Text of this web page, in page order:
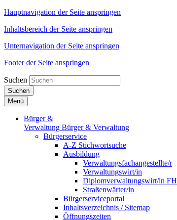
Hauptnavigation der Seite anspringen
Inhaltsbereich der Seite anspringen
Unternavigation der Seite anspringen
Footer der Seite anspringen
Suchen
Suchen
Menü
Bürger &
Verwaltung Bürger & Verwaltung
Bürgerservice
A-Z Stichwortsuche
Ausbildung
Verwaltungsfachangestellte/r
Verwaltungswirt/in
Diplomverwaltungswirt/in FH
Straßenwärter/in
Bürgerserviceportal
Inhaltsverzeichnis / Sitemap
Öffnungszeiten